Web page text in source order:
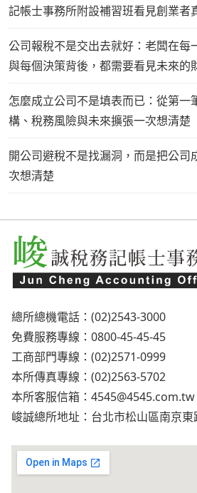
記帳士事務所附設補習班看見創業者
公司報稅不是交出去就好：老闆在每
與每個決策背後，都需要看見未來的
怎麼成立公司不是填表而已：從第一
構、稅務風險與未來擴張一次想清楚
開公司避稅不是找漏洞，而是把公司
次想清楚
總所總機電話：(02)2543-3000
免費服務專線：0800-45-45-45
工商部門專線：(02)2571-0999
本所傳真專線：(02)2563-5702
本所客服信箱： 4545@4545.com.tw
峻誠總所地址：台北市松山區南京